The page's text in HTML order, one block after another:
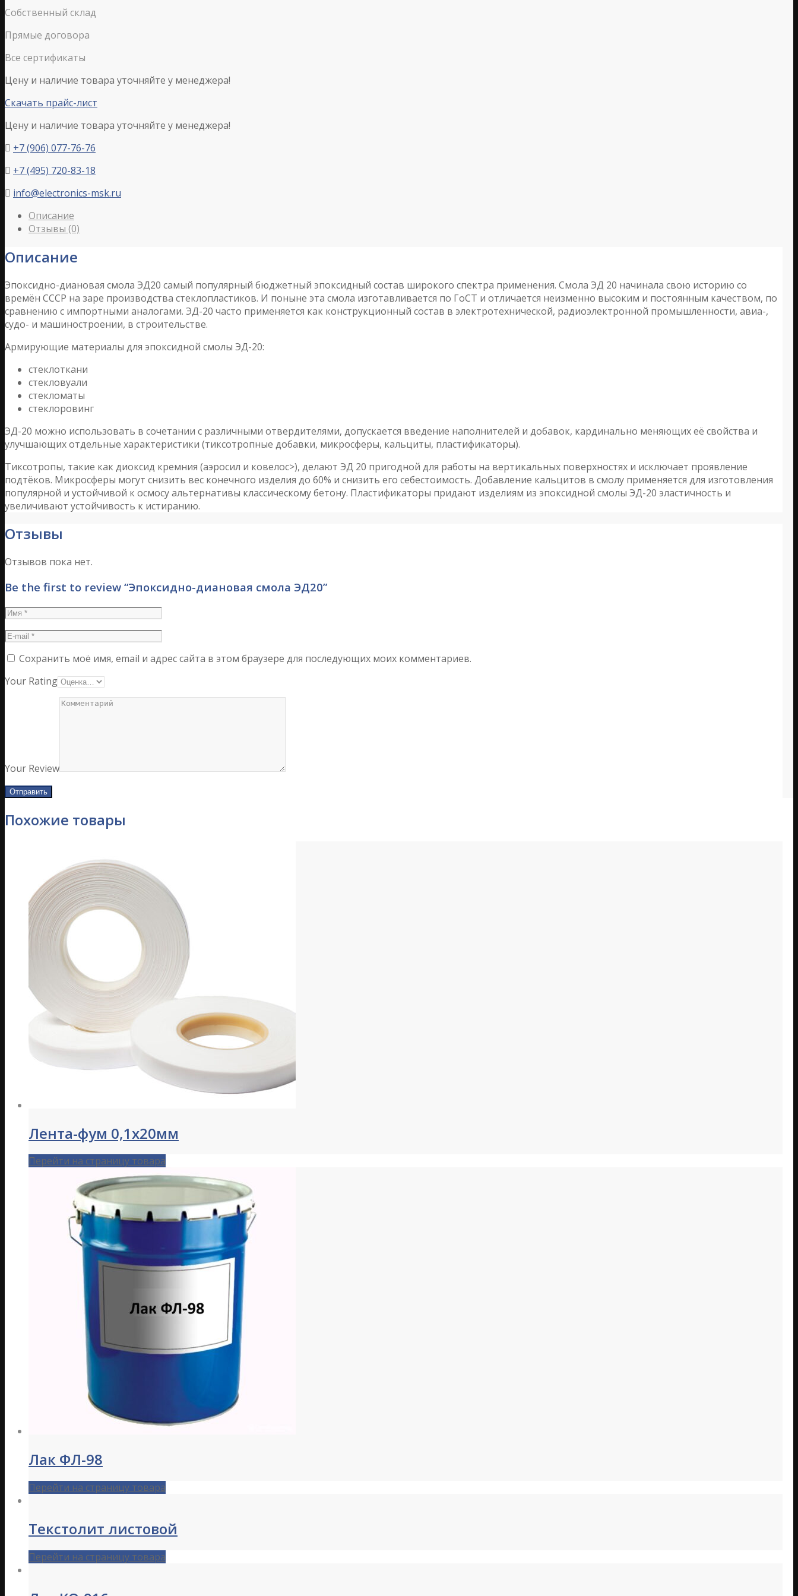
Собственный склад
Прямые договора
Все сертификаты
Цену и наличие товара уточняйте у менеджера!
Скачать прайс-лист
Цену и наличие товара уточняйте у менеджера!
 +7 (906) 077-76-76
 +7 (495) 720-83-18
 info@electronics-msk.ru
Описание
Отзывы (0)
Описание
Эпоксидно-диановая смола ЭД20 самый популярный бюджетный эпоксидный состав широкого спектра применения. Смола ЭД 20 начинала свою историю со
времён СССР на заре производства стеклопластиков. И поныне эта смола изготавливается по ГоСТ и отличается неизменно высоким и постоянным качеством, по
сравнению с импортными аналогами. ЭД-20 часто применяется как конструкционный состав в электротехнической, радиоэлектронной промышленности, авиа-,
судо- и машиностроении, в строительстве.
Армирующие материалы для эпоксидной смолы ЭД-20:
стеклоткани
стекловуали
стекломаты
стеклоровинг
ЭД-20 можно использовать в сочетании с различными отвердителями, допускается введение наполнителей и добавок, кардинально меняющих её свойства и
улучшающих отдельные характеристики (тиксотропные добавки, микросферы, кальциты, пластификаторы).
Тиксотропы, такие как диоксид кремния (аэросил и ковелос>), делают ЭД 20 пригодной для работы на вертикальных поверхностях и исключает проявление
подтёков. Микросферы могут снизить вес конечного изделия до 60% и снизить его себестоимость. Добавление кальцитов в смолу применяется для изготовления
популярной и устойчивой к осмосу альтернативы классическому бетону. Пластификаторы придают изделиям из эпоксидной смолы ЭД-20 эластичность и
увеличивают устойчивость к истиранию.
Отзывы
Отзывов пока нет.
Be the first to review “Эпоксидно-диановая смола ЭД20”
Сохранить моё имя, email и адрес сайта в этом браузере для последующих моих комментариев.
Your Rating
Your Review
Похожие товары
Лента-фум 0,1х20мм
Перейти на страницу товара
Лак ФЛ-98
Перейти на страницу товара
Текстолит листовой
Перейти на страницу товара